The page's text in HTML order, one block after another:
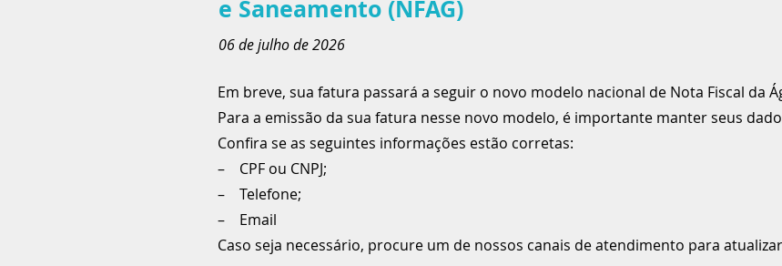
e Saneamento (NFAG)
06 de julho de 2026
Em breve, sua fatura passará a seguir o novo modelo nacional de Nota Fiscal da
Para a emissão da sua fatura nesse novo modelo, é importante manter seus
Confira se as seguintes informações estão corretas:
– CPF ou CNPJ;
– Telefone;
– Email
Caso seja necessário, procure um de nossos canais de atendimento para